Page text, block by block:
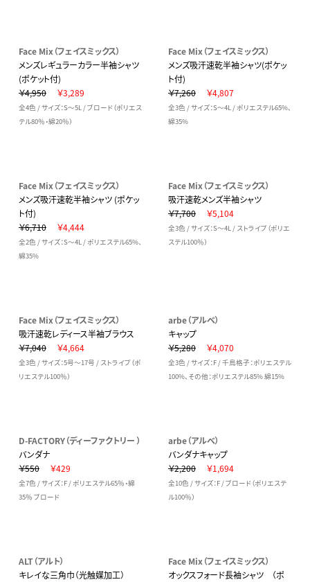
Face Mix（フェイスミックス）
メンズレギュラーカラー半袖シャツ
(ポケット付)
￥4,950
￥3,289
全4色 / サイズ：S～5L / ブロード（ポリエス
テル80％・綿20％）
Face Mix（フェイスミックス）
メンズ吸汗速乾半袖シャツ(ポケッ
ト付)
￥7,260
￥4,807
全3色 / サイズ：S～4L / ポリエステル65%、
綿35%
Face Mix（フェイスミックス）
メンズ吸汗速乾半袖シャツ (ポケッ
ト付)
￥6,710
￥4,444
全2色 / サイズ：S～4L / ポリエステル65%、
綿35%
Face Mix（フェイスミックス）
吸汗速乾メンズ半袖シャツ
￥7,700
￥5,104
全3色 / サイズ：S～4L / ストライプ（ポリエ
ステル100％）
Face Mix（フェイスミックス）
吸汗速乾レディース半袖ブラウス
￥7,040
￥4,664
全3色 / サイズ：5号～17号 / ストライプ（ポ
リエステル100％）
arbe（アルベ）
キャップ
￥5,280
￥4,070
全3色 / サイズ：F / 千鳥格子：ポリエステル
100%、その他：ポリエステル85% 綿15%
D-FACTORY（ディーファクトリー ）
バンダナ
￥550
￥429
全7色 / サイズ：F / ポリエステル65％・綿
35％ ブロード
arbe（アルベ）
バンダナキャップ
￥2,200
￥1,694
全10色 / サイズ：F / ブロード（ポリエステ
ル100％）
ALT（アルト）
キレイな三角巾（光触媒加工）
Face Mix（フェイスミックス）
オックスフォード長袖シャツ （ポ